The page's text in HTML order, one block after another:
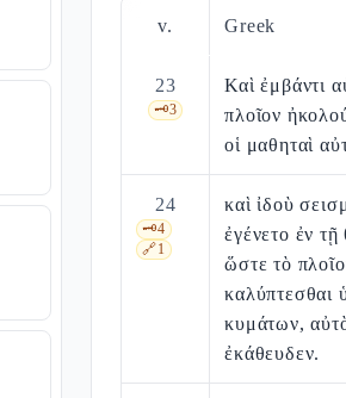
v. Greek
23
🗝️3
Καὶ ἐμβάντι
πλοῖον
οἱ μαθηταὶ
24
🗝️4
🔗1
καὶ ἰδοὺ
ἐγένετο ἐν
ὥστε τὸ
καλύπτεσθαι
κυμάτων,
ἐκάθευδεν.